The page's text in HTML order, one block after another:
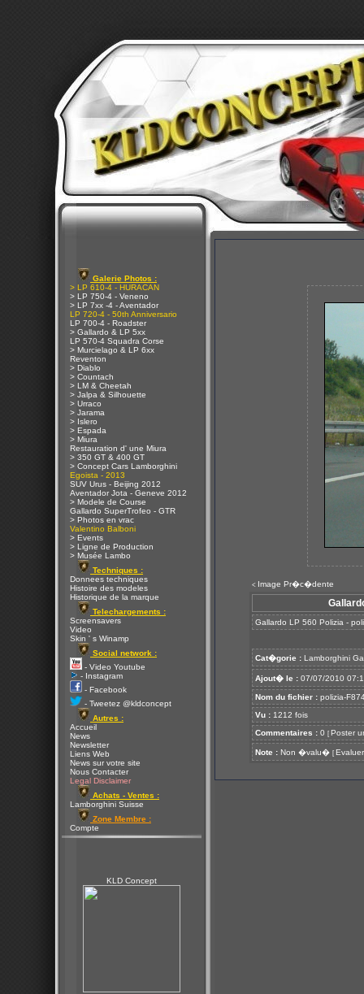
Galerie Photos :
> LP 610-4 - HURACAN
> LP 750-4 - Veneno
> LP 7xx -4 - Aventador
LP 720-4 - 50th Anniversario
LP 700-4 - Roadster
> Gallardo & LP 5xx
LP 570-4 Squadra Corse
> Murcielago & LP 6xx
Reventon
> Diablo
> Countach
> LM & Cheetah
> Jalpa & Silhouette
> Urraco
> Jarama
> Islero
> Espada
> Miura
Restauration d' une Miura
> 350 GT & 400 GT
> Concept Cars Lamborghini
Egoista - 2013
SUV Urus - Beijing 2012
Aventador Jota - Geneve 2012
> Modele de Course
Gallardo SuperTrofeo - GTR
> Photos en vrac
Valentino Balboni
> Events
> Ligne de Production
> Musée Lambo
Techniques :
Donnees techniques
Histoire des modeles
Historique de la marque
Telechargements :
Screensavers
Video
Skin ' s Winamp
Social network :
- Video Youtube
- Instagram
- Facebook
- Tweetez @kldconcept
Autres :
Accueil
News
Newsletter
Liens Web
News sur votre site
Nous Contacter
Legal Disclaimer
Achats - Ventes :
Lamborghini Suisse
Zone Membre :
Compte
KLD Concept
< Image Pr�c�dente
Gallardo LP 560 Polizia -
Cat�gorie : Lamborghini
Ajout� le : 07/07/2010
Nom du fichier : polizia-
Vu : 1212 fois
Commentaires : 0 [ Poster
Note : Non �valu� [ Evaluer